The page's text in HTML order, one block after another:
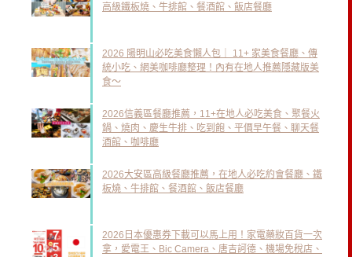
高級鐵板燒、牛排館、餐酒館、飯店餐廳
2026 陽明山必吃美食懶人包｜ 11+ 家美食餐廳、傳
統小吃、網美咖啡廳整理！內有在地人推薦隱藏版美
食～
2026信義區餐廳推薦，11+在地人必吃美食、聚餐火
鍋、燒肉、慶生牛排、吃到飽、平價早午餐、聊天餐
酒館、咖啡廳
2026大安區高級餐廳推薦，在地人必吃約會餐廳、鐵
板燒、牛排館、餐酒館、飯店餐廳
2026日本優惠券下載可以馬上用！家電藥妝百貨一次
拿，愛電王、Bic Camera、唐吉訶德、機場免稅店、